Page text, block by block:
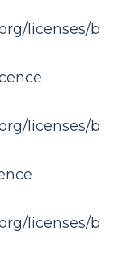
licenses/b
licenses/b
licenses/b